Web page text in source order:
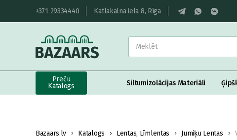
+371 29334440 Katlakalna iela 8, Rīga
Preču
Katalogs
Siltumizolācijas Materiāli
Bazaars.lv Katalogs Lentas, Līmlentas Jumiķu Lentas